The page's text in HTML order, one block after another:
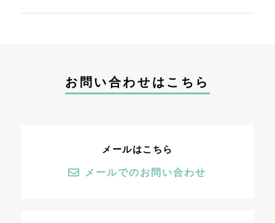
お問い合わせはこちら
メールはこちら
メールでのお問い合わせ